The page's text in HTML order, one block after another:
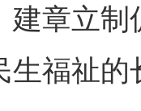
建章立
生福祉的